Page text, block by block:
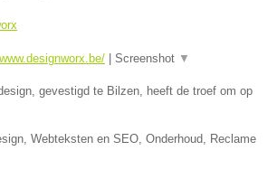
Screenshot ▼
gevestigd te Bilzen, heeft de troef om op
Webteksten en SEO, Onderhoud, Reclame